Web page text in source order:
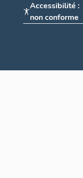
Accessibilité :
non conforme